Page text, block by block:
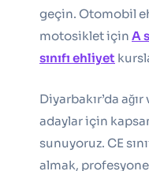
geçin. Otomobil
motosiklet için A
sınıfı ehliyet
Diyarbakır’da
adaylar için
sunuyoruz. CE
almak,